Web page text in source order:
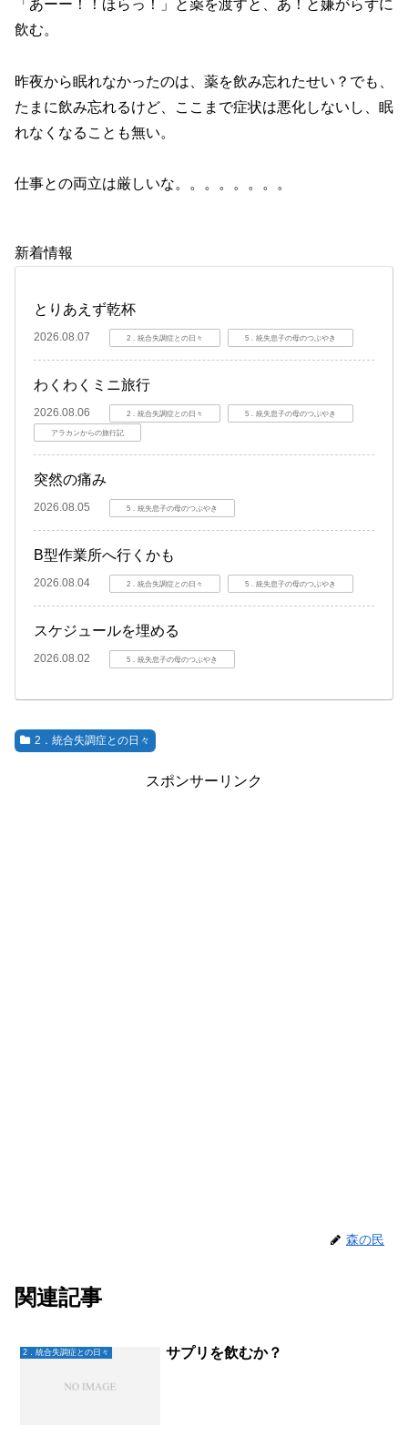
「あーー！！ほらっ！」と薬を渡すと、あ！と嫌がらずに
飲む。
昨夜から眠れなかったのは、薬を飲み忘れたせい？でも、
たまに飲み忘れるけど、ここまで症状は悪化しないし、眠
れなくなることも無い。
仕事との両立は厳しいな。。。。。。。。
新着情報
とりあえず乾杯
2026.08.07 2．統合失調症との日々 5．統失息子の母のつぶやき
わくわくミニ旅行
2026.08.06 2．統合失調症との日々 5．統失息子の母のつぶやき
アラカンからの旅行記
突然の痛み
2026.08.05 5．統失息子の母のつぶやき
B型作業所へ行くかも
2026.08.04 2．統合失調症との日々 5．統失息子の母のつぶやき
スケジュールを埋める
2026.08.02 5．統失息子の母のつぶやき
2．統合失調症との日々
スポンサーリンク
森の民
関連記事
2．統合失調症との日々 サプリを飲むか？